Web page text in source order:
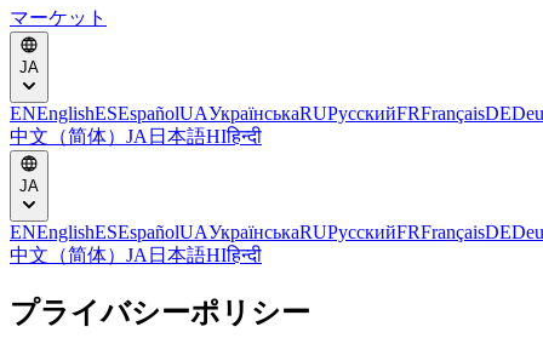
マーケット
JA
ENEnglishESEspañolUAУкраїнськаRUРусскийFRFrançaisDE
中文（简体） JA 日本語HIहिन्दी
JA
ENEnglishESEspañolUAУкраїнськаRUРусскийFRFrançaisDE
中文（简体） JA 日本語HIहिन्दी
プライバシーポリシー